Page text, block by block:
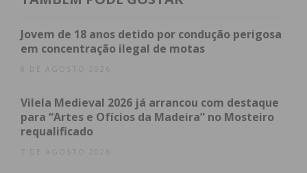
energia produzida com a comunidade”, informo a
Associação Empresarial.
Estas comunidades têm como principal objetivo a
produção de energia local, limpa e descarbonizada,
através da instalação de centrais de produção de
Jovem de 18 anos detido por condução perigosa
em concentração ilegal de motas
8 DE AGOSTO 2026
Vilela Medieval 2026 já arrancou com destaque
para “Artes e Ofícios da Madeira” no Mosteiro
requalificado
7 DE AGOSTO 2026